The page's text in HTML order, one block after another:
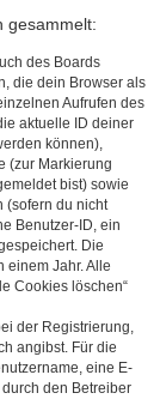
gesammelt:
des Boards
die dein Browser als
Aufrufen des
aktuelle ID deiner
können),
(zur Markierung
bist) sowie
(sofern du nicht
Benutzer-ID, ein
Die
einem Jahr. Alle
Cookies löschen“
der Registrierung,
angibst. Für die
eine E-
den Betreiber